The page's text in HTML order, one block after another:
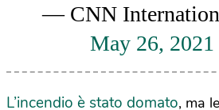
— CNN
May 26, 2021
L’incendio è stato domato, ma